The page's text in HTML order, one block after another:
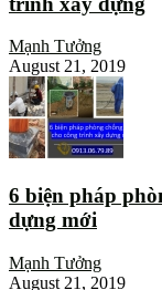
Mạnh Tưởng
August 21, 2019
6 biện pháp
dựng mới
Mạnh Tưởng
August 21, 2019